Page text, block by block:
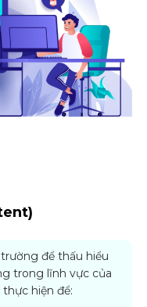
để thấu hiểu
trong lĩnh vực của
hiện để: